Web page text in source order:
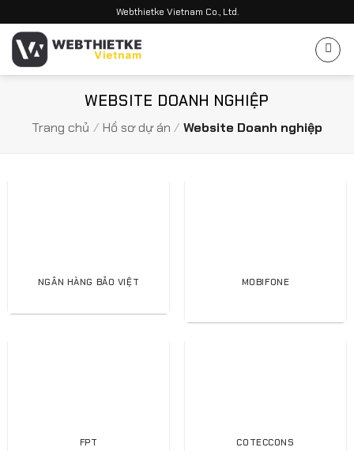
qua
dung
Webthietke Vietnam Co., Ltd.
WEBSITE DOANH NGHIỆP
Trang chủ / Hồ sơ dự án / Website Doanh nghiệp
NGÂN HÀNG BẢO VIỆT MOBIFONE
FPT COTECCONS